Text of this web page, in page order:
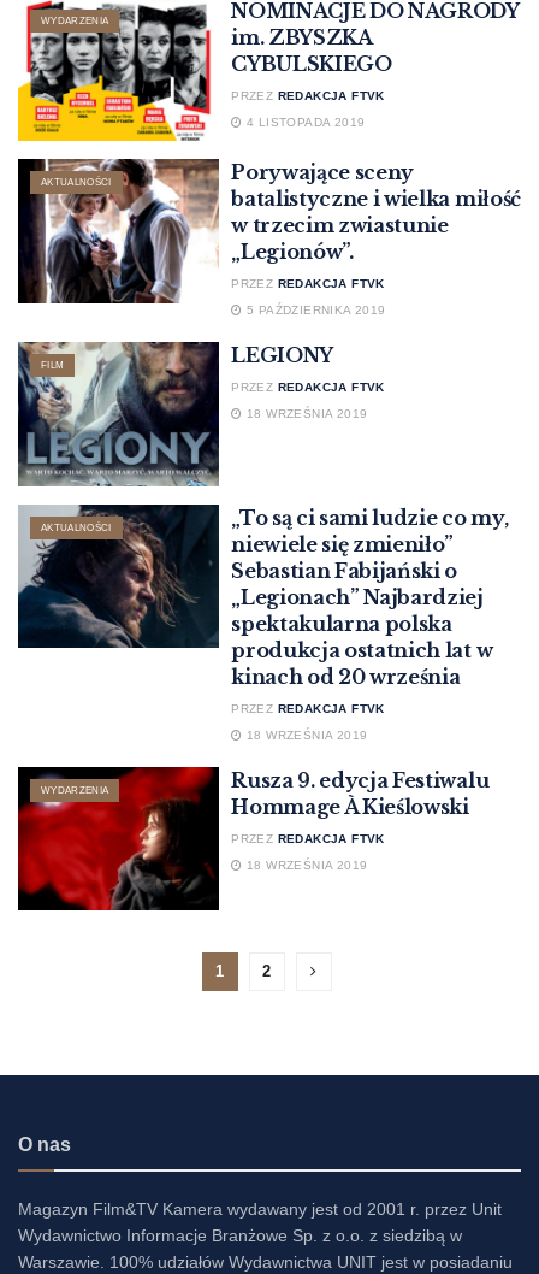
WYDARZENIA
NOMINACJE DO NAGRODY
im. ZBYSZKA
CYBULSKIEGO
PRZEZ REDAKCJA FTVK
4 LISTOPADA 2019
AKTUALNOŚCI
Porywające sceny
batalistyczne i wielka miłość
w trzecim zwiastunie
„Legionów”.
PRZEZ REDAKCJA FTVK
5 PAŹDZIERNIKA 2019
FILM LEGIONY
PRZEZ REDAKCJA FTVK
18 WRZEŚNIA 2019
AKTUALNOŚCI
„To są ci sami ludzie co my,
niewiele się zmieniło”
Sebastian Fabijański o
„Legionach” Najbardziej
spektakularna polska
produkcja ostatnich lat w
kinach od 20 września
PRZEZ REDAKCJA FTVK
18 WRZEŚNIA 2019
WYDARZENIA
Rusza 9. edycja Festiwalu
Hommage À Kieślowski
PRZEZ REDAKCJA FTVK
18 WRZEŚNIA 2019
1 2
O nas
Magazyn Film&TV Kamera wydawany jest od 2001 r. przez Unit
Wydawnictwo Informacje Branżowe Sp. z o.o. z siedzibą w
Warszawie. 100% udziałów Wydawnictwa UNIT jest w posiadaniu